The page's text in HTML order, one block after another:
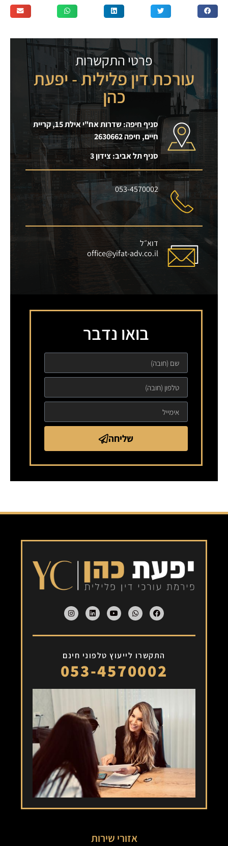
פרטי התקשרות
עורכת דין פלילית - יפעת
כהן
סניף חיפה: שדרות אח"י אילת 15, קריית
חיים, חיפה 2630662
סניף תל אביב: צידון 3
053-4570002
דוא״ל
office@yifat-adv.co.il
בואו נדבר
שליחה
התקשרו לייעוץ טלפוני חינם
053-4570002
אזורי שירות